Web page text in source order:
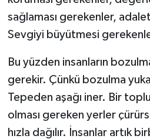
sağlaması gerekenler,
Sevgiyi büyütmesi
Bu yüzden insanların
gerekir. Çünkü bozulma
Tepeden aşağı iner. Bir
olması gereken yerler
hızla dağılır. İnsanlar artık